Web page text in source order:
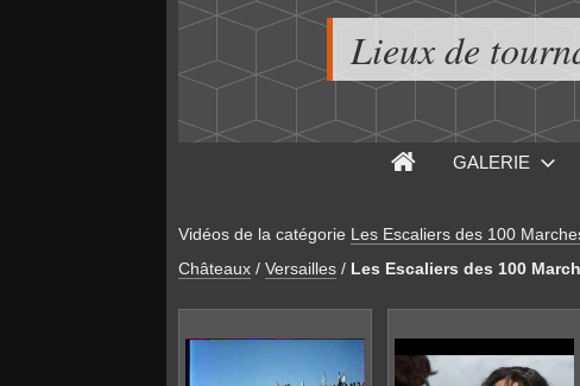
Lieux de
GALERIE
Vidéos de la catégorie Les Escaliers des 100
Châteaux / Versailles / Les Escaliers des 100